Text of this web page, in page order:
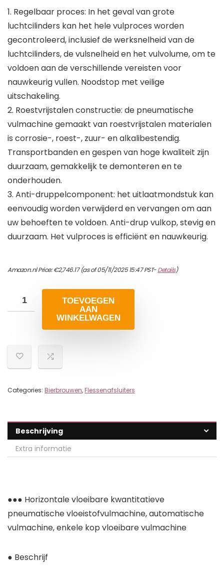
1. Regelbaar proces: In het geval van grote
luchtcilinders kan het hele vulproces worden
gecontroleerd, inclusief de werksnelheid van de
luchtcilinders, de vulsnelheid en het vulvolume, om te
voldoen aan de verschillende vereisten voor
nauwkeurig vullen. Noodstop met veilige
uitschakeling.
2. Roestvrijstalen constructie: de pneumatische
vulmachine gemaakt van roestvrijstalen materialen
is corrosie-, roest-, zuur- en alkalibestendig.
Transportbanden en gespen van hoge kwaliteit zijn
duurzaam, gemakkelijk te demonteren en te
onderhouden.
3. Anti-druppelcomponent: het uitlaatmondstuk kan
eenvoudig worden verwijderd en vervangen om aan
uw behoeften te voldoen. Anti-drup vulkop, stevig en
duurzaam. Het vulproces is efficiënt en nauwkeurig.
Amazon.nl Price:€2,746.17(as of 05/11/2025 15:47 PST-Details)
TOEVOEGEN
AAN
WINKELWAGEN
Categories: Bierbrouwen,Flessenafsluiters
Beschrijving
Extra informatie
●●● Horizontale vloeibare kwantitatieve
pneumatische vloeistofvulmachine, automatische
vulmachine, enkele kop vloeibare vulmachine
● Beschrijf